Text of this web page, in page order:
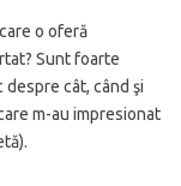
o oferă
Sunt foarte
cât, când şi
m-au impresionat